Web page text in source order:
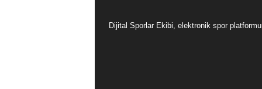
Dijital Sporlar Ekibi, elektronik spor